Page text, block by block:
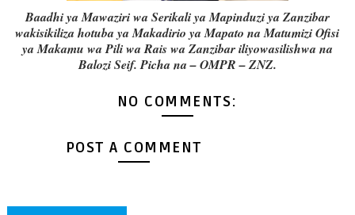
Baadhi ya Mawaziri wa Serikali ya Mapinduzi ya Zanzibar
wakisikiliza hotuba ya Makadirio ya Mapato na Matumizi Ofisi
ya Makamu wa Pili wa Rais wa Zanzibar iliyowasilishwa na
Balozi Seif. Picha na – OMPR – ZNZ.
NO COMMENTS:
POST A COMMENT